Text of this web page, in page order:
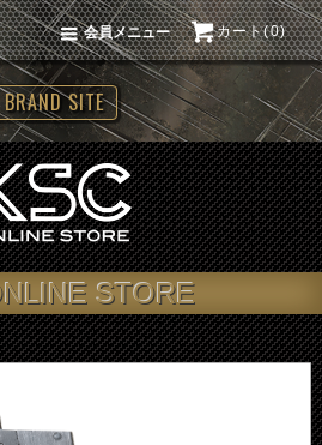
カート(0)
会員メニュー
BRAND SITE
STORE